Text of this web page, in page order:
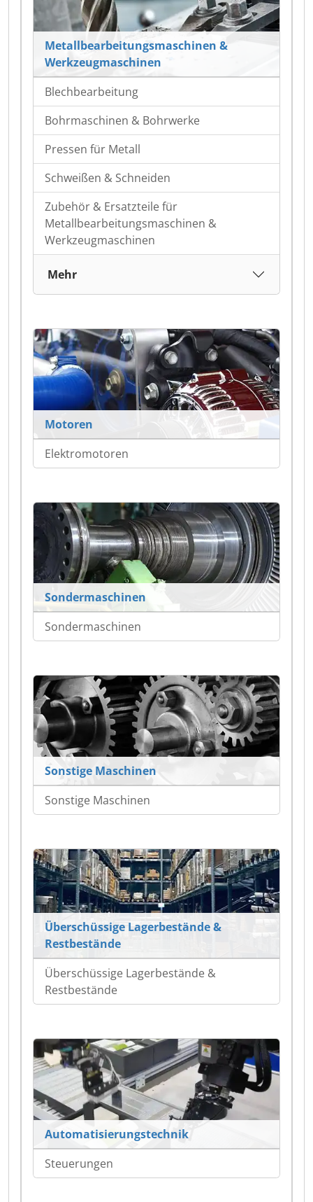
Metallbearbeitungsmaschinen &
Werkzeugmaschinen
Blechbearbeitung
Bohrmaschinen & Bohrwerke
Pressen für Metall
Schweißen & Schneiden
Zubehör & Ersatzteile für
Metallbearbeitungsmaschinen &
Werkzeugmaschinen
Mehr
Motoren
Elektromotoren
Sondermaschinen
Sondermaschinen
Sonstige Maschinen
Sonstige Maschinen
Überschüssige Lagerbestände &
Restbestände
Überschüssige Lagerbestände &
Restbestände
Automatisierungstechnik
Steuerungen